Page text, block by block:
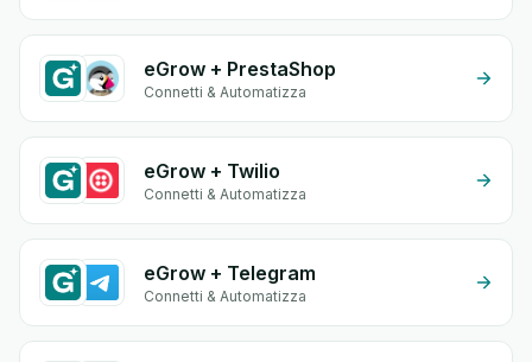
eGrow + PrestaShop
Connetti & Automatizza
eGrow + Twilio
Connetti & Automatizza
eGrow + Telegram
Connetti & Automatizza